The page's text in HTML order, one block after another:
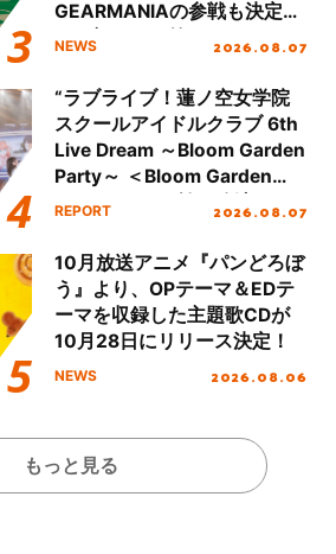
GEARMANIAの参戦も決定
し、初となる第3ステージの
NEWS 2026.08.07
“ラブライブ！蓮ノ空女学院
スクールアイドルクラブ 6th
Live Dream ～Bloom Garden
Party～ ＜Bloom Garden
Party Stage／埼玉公演＞”
REPORT 2026.08.07
10月放送アニメ『パンどろぼ
う』より、OPテーマ＆EDテ
ーマを収録した主題歌CDが
10月28日にリリース決定！
NEWS 2026.08.06
もっと見る